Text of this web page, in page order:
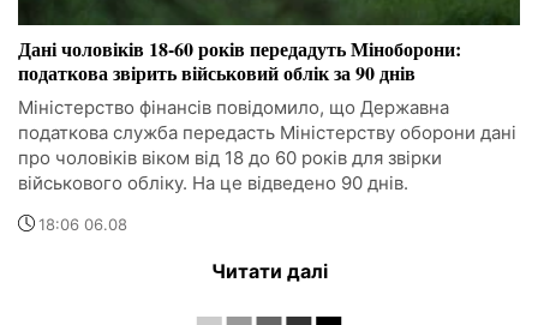
Дані чоловіків 18-60 років передадуть Міноборони:
податкова звірить військовий облік за 90 днів
Міністерство фінансів повідомило, що Державна
податкова служба передасть Міністерству оборони дані
про чоловіків віком від 18 до 60 років для звірки
військового обліку. На це відведено 90 днів.
18:06 06.08
Читати далі